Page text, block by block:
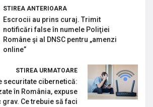
STIREA ANTERIOARA
Escrocii au prins curaj. Trimit
notificări false în numele Poliţiei
Române şi al DNSC pentru „amenzi
online”
STIREA URMATOARE
securitate cibernetică:
în România, expuse
grav. Ce trebuie să faci